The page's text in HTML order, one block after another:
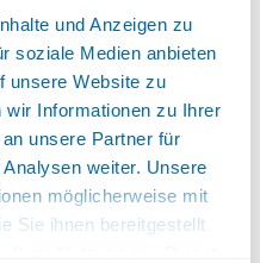
und Anzeigen zu
soziale Medien anbieten
unsere Website zu
wir Informationen zu Ihrer
unsere Partner für
weiter. Unsere
möglicherweise mit
Sie ihnen bereitgestellt
I (50QM) MIT
WLAN